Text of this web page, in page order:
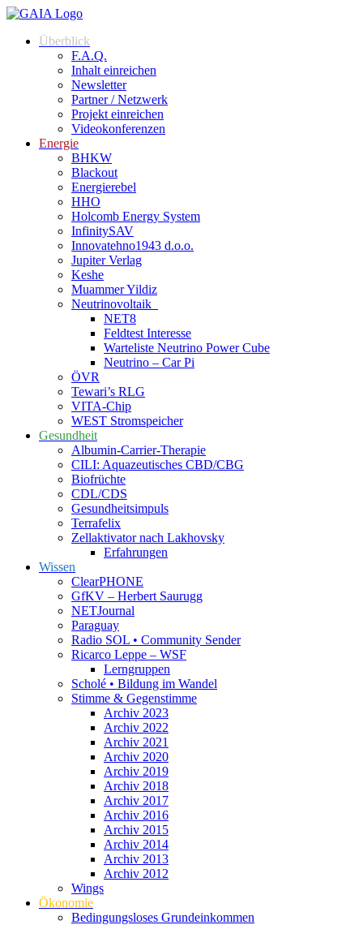
Überblick
F.A.Q.
Inhalt einreichen
Newsletter
Partner / Netzwerk
Projekt einreichen
Videokonferenzen
Energie
BHKW
Blackout
Energierebel
HHO
Holcomb Energy System
InfinitySAV
Innovatehno1943 d.o.o.
Jupiter Verlag
Keshe
Muammer Yildiz
Neutrinovoltaik
NET8
Feldtest Interesse
Warteliste Neutrino Power Cube
Neutrino – Car Pi
ÖVR
Tewari’s RLG
VITA-Chip
WEST Stromspeicher
Gesundheit
Albumin-Carrier-Therapie
CILI: Aquazeutisches CBD/CBG
Biofrüchte
CDL/CDS
Gesundheitsimpuls
Terrafelix
Zellaktivator nach Lakhovsky
Erfahrungen
Wissen
ClearPHONE
GfKV – Herbert Saurugg
NETJournal
Paraguay
Radio SOL • Community Sender
Ricarco Leppe – WSF
Lerngruppen
Scholé • Bildung im Wandel
Stimme & Gegenstimme
Archiv 2023
Archiv 2022
Archiv 2021
Archiv 2020
Archiv 2019
Archiv 2018
Archiv 2017
Archiv 2016
Archiv 2015
Archiv 2014
Archiv 2013
Archiv 2012
Wings
Ökonomie
Bedingungsloses Grundeinkommen